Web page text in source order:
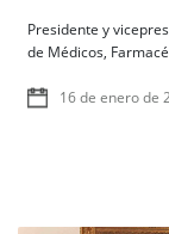
Presidente y
de Médicos,
16 de enero de